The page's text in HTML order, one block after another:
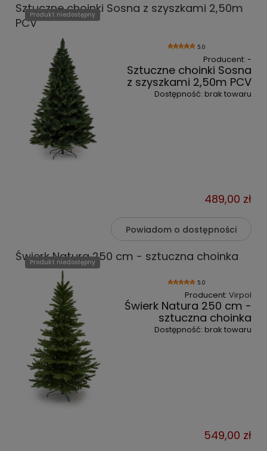
Sztuczne choinki Sosna z szyszkami 2,50m
PCV
5.0
Producent: -
Sztuczne choinki Sosna
z szyszkami 2,50m PCV
Dostępność: brak towaru
489,00 zł
Powiadom o dostępności
Produkt niedostępny
Świerk Natura 250 cm - sztuczna choinka
5.0
Producent: Virpol
Świerk Natura 250 cm -
sztuczna choinka
Dostępność: brak towaru
549,00 zł
Produkt niedostępny